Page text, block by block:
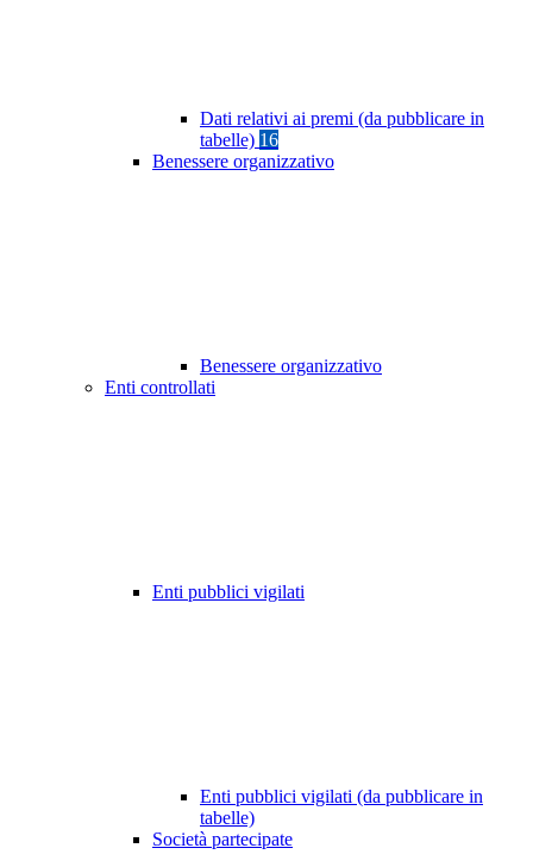
Dati relativi ai premi (da pubblicare in
tabelle) 16
Benessere organizzativo
Benessere organizzativo
Enti controllati
Enti pubblici vigilati
Enti pubblici vigilati (da pubblicare in
tabelle)
Società partecipate